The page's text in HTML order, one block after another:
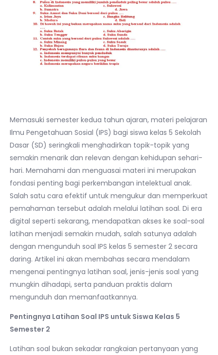
Memasuki semester kedua tahun ajaran, materi pelajaran
Ilmu Pengetahuan Sosial (IPS) bagi siswa kelas 5 Sekolah
Dasar (SD) seringkali menghadirkan topik-topik yang
semakin menarik dan relevan dengan kehidupan sehari-
hari. Memahami dan menguasai materi ini merupakan
fondasi penting bagi perkembangan intelektual anak.
Salah satu cara efektif untuk mengukur dan memperkuat
pemahaman tersebut adalah melalui latihan soal. Di era
digital seperti sekarang, mendapatkan akses ke soal-soal
latihan menjadi semakin mudah, salah satunya adalah
dengan mengunduh soal IPS kelas 5 semester 2 secara
daring. Artikel ini akan membahas secara mendalam
mengenai pentingnya latihan soal, jenis-jenis soal yang
mungkin dihadapi, serta panduan praktis dalam
mengunduh dan memanfaatkannya.
Pentingnya Latihan Soal IPS untuk Siswa Kelas 5
Semester 2
Latihan soal bukan sekadar rangkaian pertanyaan yang